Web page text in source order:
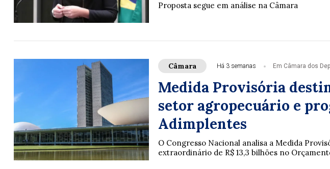
Proposta segue em análise na Câmara
Câmara Há 3 semanas Em Câmara dos
Medida Provisória
setor agropecuário e
Adimplentes
O Congresso Nacional analisa a Medida
extraordinário de R$ 13,3 bilhões no